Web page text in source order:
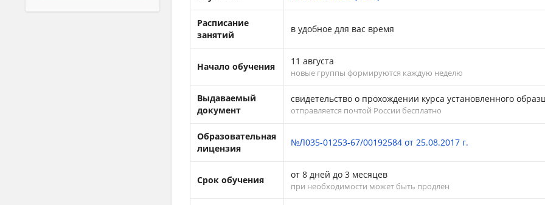
Расписание
занятий
в удобное для вас время
Начало обучения 11 августа
новые группы формируются каждую неделю
Выдаваемый
документ
cвидетельство о прохождении курса установленного
отправляется почтой России бесплатно
Образовательная
лицензия
№Л035-01253-67/00192584 от 25.08.2017 г.
Срок обучения от 8 дней до 3 месяцев
при необходимости может быть продлен